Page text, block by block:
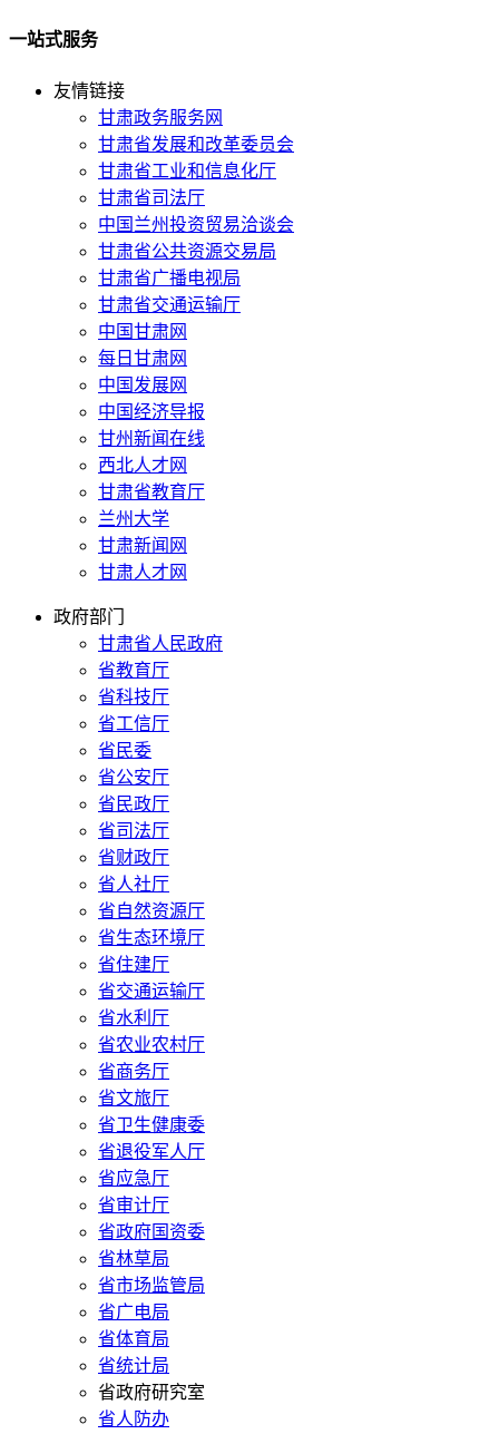
一站式服务
友情链接
甘肃政务服务网
甘肃省发展和改革委员会
甘肃省工业和信息化厅
甘肃省司法厅
中国兰州投资贸易洽谈会
甘肃省公共资源交易局
甘肃省广播电视局
甘肃省交通运输厅
中国甘肃网
每日甘肃网
中国发展网
中国经济导报
甘州新闻在线
西北人才网
甘肃省教育厅
兰州大学
甘肃新闻网
甘肃人才网
政府部门
甘肃省人民政府
省教育厅
省科技厅
省工信厅
省民委
省公安厅
省民政厅
省司法厅
省财政厅
省人社厅
省自然资源厅
省生态环境厅
省住建厅
省交通运输厅
省水利厅
省农业农村厅
省商务厅
省文旅厅
省卫生健康委
省退役军人厅
省应急厅
省审计厅
省政府国资委
省林草局
省市场监管局
省广电局
省体育局
省统计局
省政府研究室
省人防办